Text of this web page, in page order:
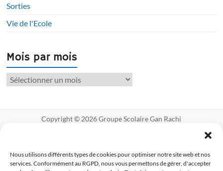
Nous utilisons différents types de cookies pour optimiser notre site web et nos
services. Conformément au RGPD, nous vous permettons de gérer, d'accepter
Sorties
Vie de l'Ecole
Mois par mois
Copyright © 2026Groupe Scolaire Gan Rachi
Politique de